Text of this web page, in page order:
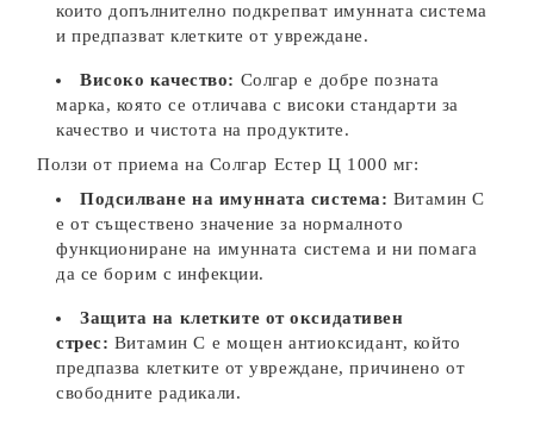
които допълнително подкрепват имунната система
и предпазват клетките от увреждане.
Високо качество: Солгар е добре позната
марка, която се отличава с високи стандарти за
качество и чистота на продуктите.
Ползи от приема на Солгар Естер Ц 1000 мг:
Подсилване на имунната система: Витамин C
е от съществено значение за нормалното
функциониране на имунната система и ни помага
да се борим с инфекции.
Защита на клетките от оксидативен
стрес: Витамин C е мощен антиоксидант, който
предпазва клетките от увреждане, причинено от
свободните радикали.